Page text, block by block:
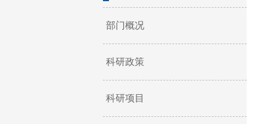
部门概况
科研政策
科研项目